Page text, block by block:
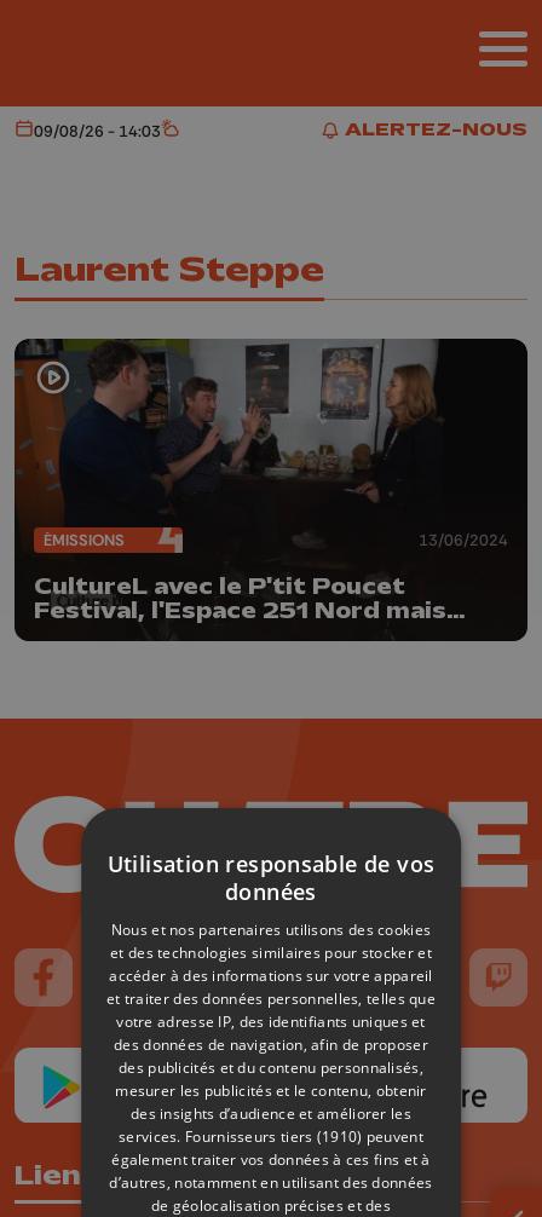
ALERTEZ-NOUS
ALERTEZ-NOUS
Aujourd'hui
09/08/26 - 14:03 Météo
Laurent Steppe
ÉMISSIONS 13/06/2024
CultureL avec le P'tit Poucet
Festival, l'Espace 251 Nord mais
aussi les musiciens Aurélie Dorzée
Suivez-nous sur FaceBook
Suivez-nous sur Instagram
Suivez-nous sur TikTokSuivez-nous sur YouTube
Suivez-nous
Liens utiles
Utilisation responsable de vos
données
Nous et nos partenaires utilisons des cookies
et des technologies similaires pour stocker et
accéder à des informations sur votre appareil
et traiter des données personnelles, telles que
votre adresse IP, des identifiants uniques et
des données de navigation, afin de proposer
des publicités et du contenu personnalisés,
mesurer les publicités et le contenu, obtenir
des insights d’audience et améliorer les
services. Fournisseurs tiers (1910) peuvent
également traiter vos données à ces fins et à
d’autres, notamment en utilisant des données
de géolocalisation précises et des